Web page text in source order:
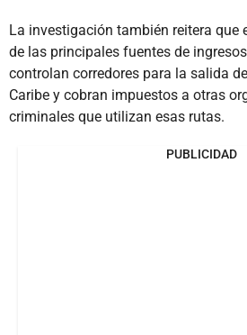
La investigación también reitera que
de las principales fuentes de
controlan corredores para la salida
Caribe y cobran impuestos a otras
criminales que utilizan esas rutas.
PUBLICIDAD